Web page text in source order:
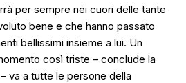
per sempre nei cuori delle tante
bene e che hanno passato
bellissimi insieme a lui. Un
così triste – conclude la
– va a tutte le persone della